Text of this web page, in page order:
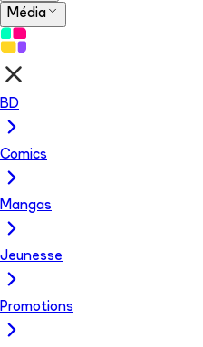
Média
BD
Comics
Mangas
Jeunesse
Promotions